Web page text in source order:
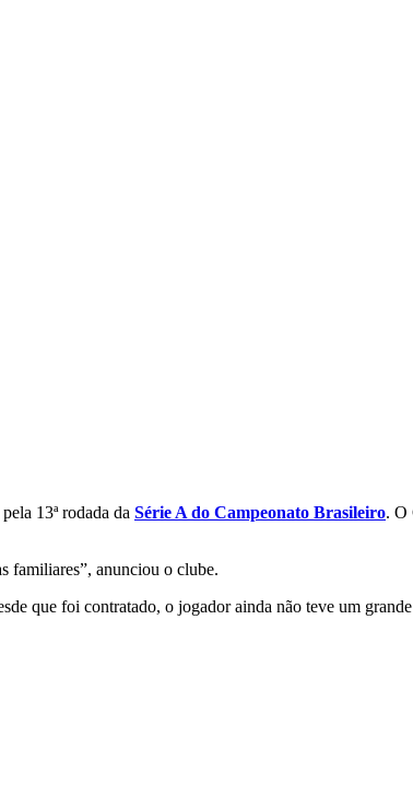
13ª rodada da Série A do Campeonato Brasileiro. O
familiares”, anunciou o clube.
que foi contratado, o jogador ainda não teve um